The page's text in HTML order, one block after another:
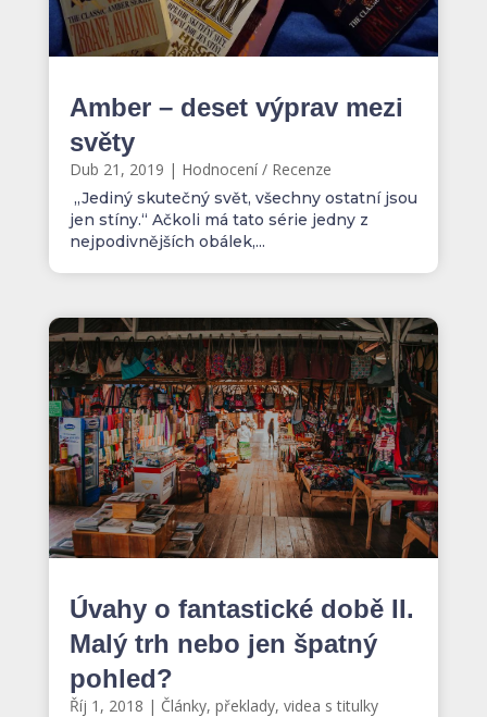
Amber – deset výprav mezi
světy
Dub 21, 2019 | Hodnocení / Recenze
,,Jediný skutečný svět, všechny ostatní jsou
jen stíny.“ Ačkoli má tato série jedny z
nejpodivnějších obálek,...
Úvahy o fantastické době II.
Malý trh nebo jen špatný
pohled?
Říj 1, 2018 | Články, překlady, videa s titulky